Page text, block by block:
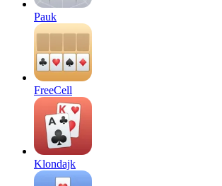
Pauk
FreeCell
Klondajk